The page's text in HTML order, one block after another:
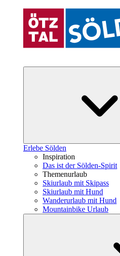
Erlebe Sölden
Inspiration
Das ist der Sölden-Spirit
Themenurlaub
Skiurlaub mit Skipass
Skiurlaub mit Hund
Wanderurlaub mit Hund
Mountainbike Urlaub